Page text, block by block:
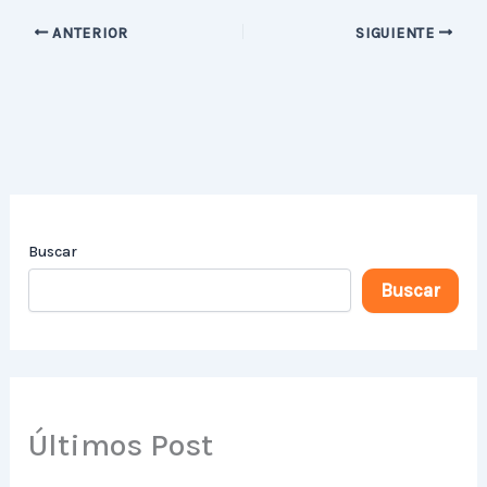
ANTERIOR SIGUIENTE
Buscar
Buscar
Últimos Post